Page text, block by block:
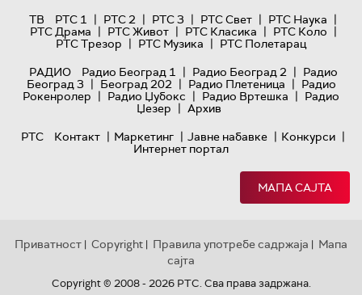
ТВ
РТС 1 | РТС 2 | РТС 3 | РТС Свет | РТС Наука |
РТС Драма | РТС Живот | РТС Класика | РТС Коло |
РТС Трезор | РТС Музика | РТС Полетарац
РАДИО
Радио Београд 1 | Радио Београд 2 | Радио
Београд 3 | Београд 202 | Радио Плетеница | Радио
Рокенролер | Радио Џубокс | Радио Вртешка | Радио
Џезер | Архив
РТС
Контакт | Маркетинг | Јавне набавке | Конкурси |
Интернет портал
МАПА САЈТА
Приватност | Copyright | Правила употребе садржаја | Мапа
сајта
Copyright © 2008 - 2026 РТС. Сва права задржана.